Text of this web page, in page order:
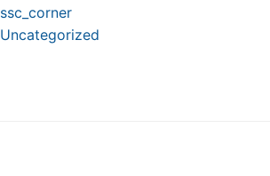
ssc_corner
Uncategorized